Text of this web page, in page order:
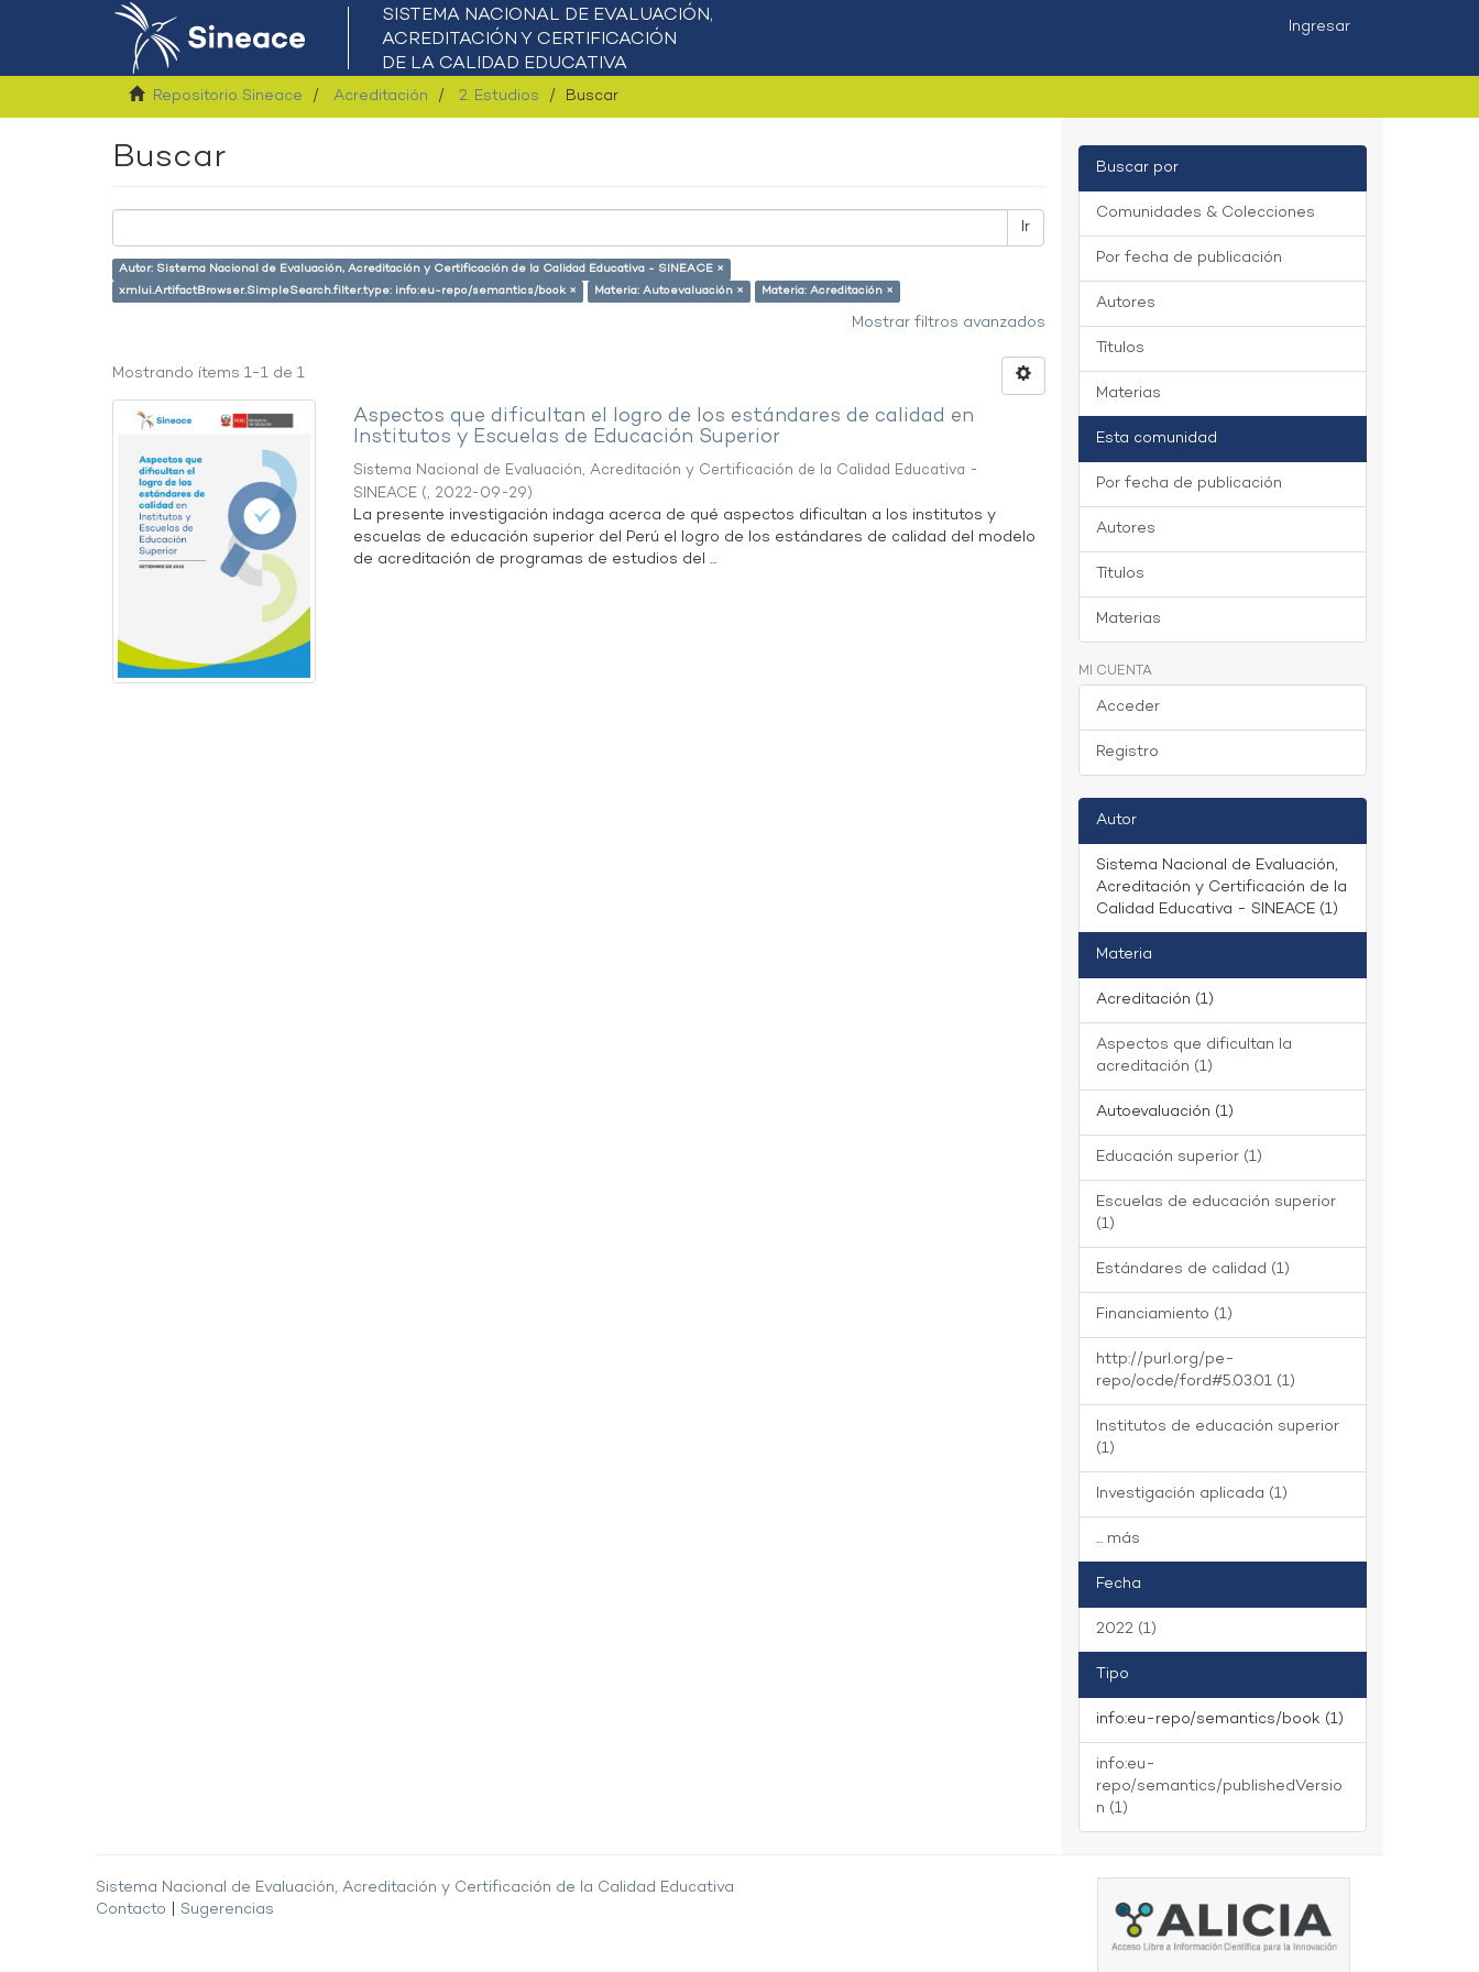
Ingresar
Repositorio Sineace Acreditación 2. Estudios Buscar
Buscar
Ir
Autor: Sistema Nacional de Evaluación, Acreditación y Certificación de la Calidad Educativa - SINEACE ×
xmlui.ArtifactBrowser.SimpleSearch.filter.type: info:eu-repo/semantics/book ×
Materia: Autoevaluación × Materia: Acreditación ×
Mostrar filtros avanzados
Mostrando ítems 1-1 de 1
Aspectos que dificultan el logro de los estándares de calidad en
Institutos y Escuelas de Educación Superior
Sistema Nacional de Evaluación, Acreditación y Certificación de la Calidad Educativa -
SINEACE (, 2022-09-29)
La presente investigación indaga acerca de qué aspectos dificultan a los institutos y
escuelas de educación superior del Perú el logro de los estándares de calidad del modelo
de acreditación de programas de estudios del ...
Buscar por
Comunidades & Colecciones
Por fecha de publicación
Autores
Títulos
Materias
Esta comunidad
Por fecha de publicación
Autores
Títulos
Materias
MI CUENTA
Acceder
Registro
Autor
Sistema Nacional de Evaluación,
Acreditación y Certificación de la
Calidad Educativa - SINEACE (1)
Materia
Acreditación (1)
Aspectos que dificultan la
acreditación (1)
Autoevaluación (1)
Educación superior (1)
Escuelas de educación superior
(1)
Estándares de calidad (1)
Financiamiento (1)
http://purl.org/pe-
repo/ocde/ford#5.03.01 (1)
Institutos de educación superior
(1)
Investigación aplicada (1)
... más
Fecha
2022 (1)
Tipo
info:eu-repo/semantics/book (1)
info:eu-
repo/semantics/publishedVersio
n (1)
Sistema Nacional de Evaluación, Acreditación y Certificación de la Calidad Educativa
Contacto
Sugerencias